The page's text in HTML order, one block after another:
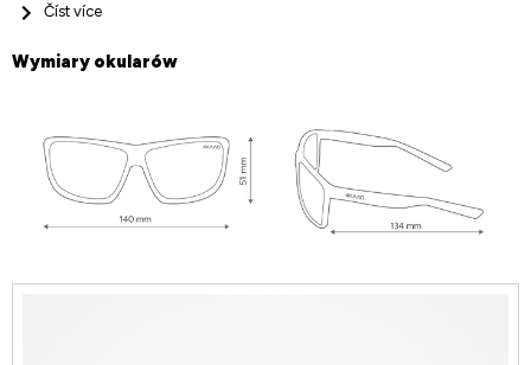
Číst více
Wymiary okularów